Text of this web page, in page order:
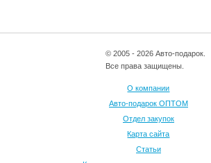
© 2005 - 2026 Авто-подарок.
Все права защищены.
О компании
Авто-подарок ОПТОМ
Отдел закупок
Карта сайта
Статьи